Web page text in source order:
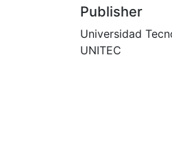
Publisher
Universidad
UNITEC